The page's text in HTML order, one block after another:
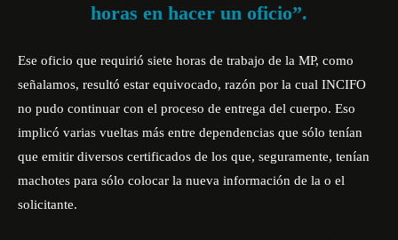
horas en hacer un oficio”.
Ese oficio que requirió siete horas de trabajo de la MP, como
señalamos, resultó estar equivocado, razón por la cual INCIFO
no pudo continuar con el proceso de entrega del cuerpo. Eso
implicó varias vueltas más entre dependencias que sólo tenían
que emitir diversos certificados de los que, seguramente, tenían
machotes para sólo colocar la nueva información de la o el
solicitante.